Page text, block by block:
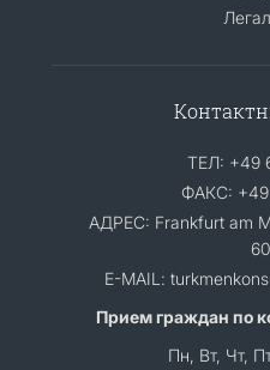
ТЕЛ: +49
ФАКС: +49
АДРЕС: Frankfurt am
E-MAIL:
Прием граждан по
Пн, Вт, Чт,